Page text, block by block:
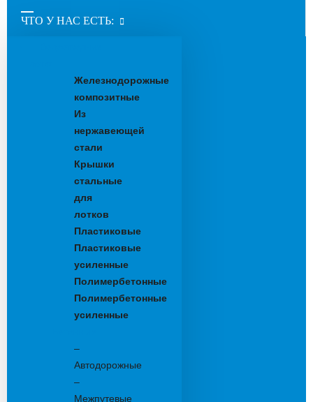
ЧТО У НАС ЕСТЬ:
Железнодорожные
композитные
Из
нержавеющей
стали
Крышки
стальные
для
лотков
Пластиковые
Пластиковые
усиленные
Полимербетонные
Полимербетонные
усиленные
–
Автодорожные
–
Межпутевые